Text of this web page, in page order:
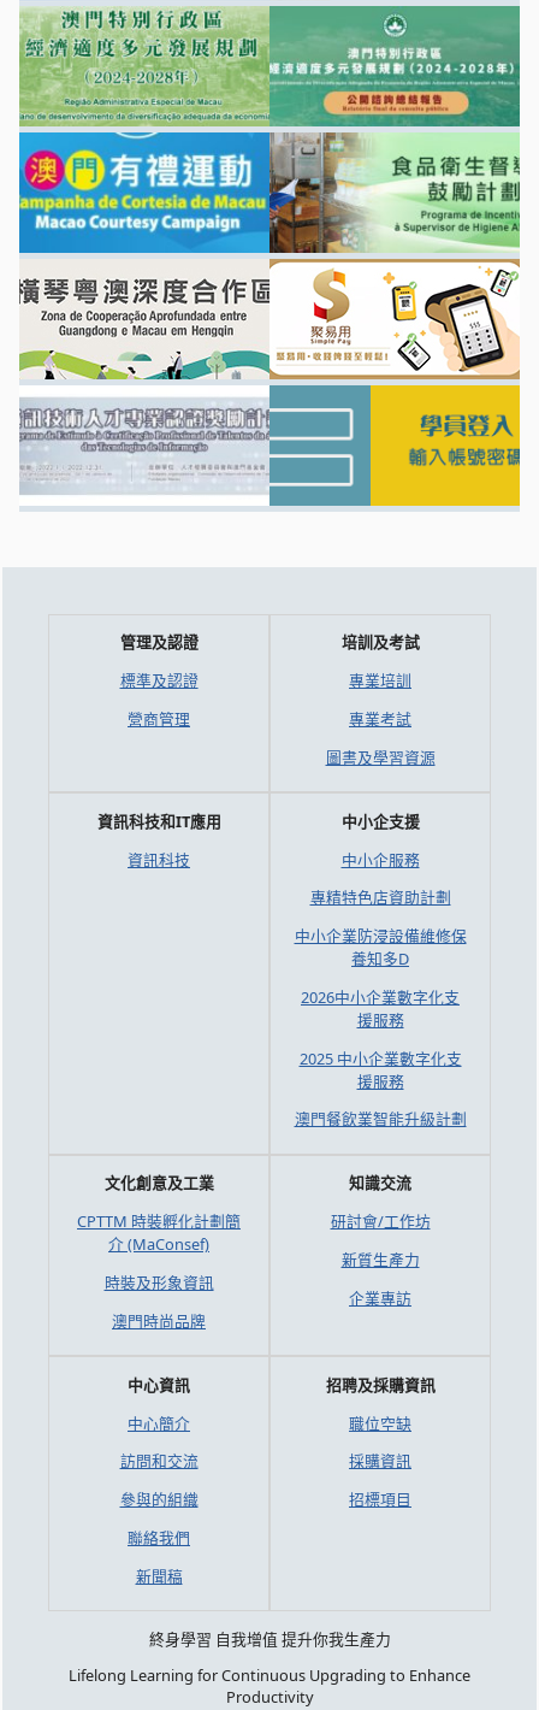
管理及認證
標準及認證
營商管理
培訓及考試
專業培訓
專業考試
圖書及學習資源
資訊科技和IT應用
資訊科技
中小企支援
中小企服務
專精特色店資助計劃
中小企業防浸設備維修保
養知多D
2026中小企業數字化支
援服務
2025 中小企業數字化支
援服務
澳門餐飲業智能升級計劃
文化創意及工業
CPTTM 時裝孵化計劃簡
介 (MaConsef)
時裝及形象資訊
澳門時尚品牌
知識交流
研討會/工作坊
新質生產力
企業專訪
中心資訊
中心簡介
訪問和交流
參與的組織
聯絡我們
新聞稿
招聘及採購資訊
職位空缺
採購資訊
招標項目
終身學習 自我增值 提升你我生產力
Lifelong Learning for Continuous Upgrading to Enhance
Productivity